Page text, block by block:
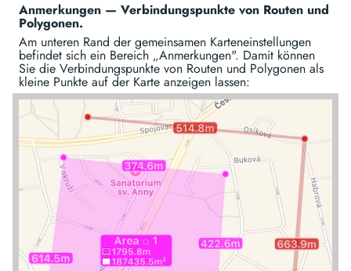
Anmerkungen — Verbindungspunkte von Routen und
Polygonen.
Am unteren Rand der gemeinsamen Karteneinstellungen
befindet sich ein Bereich „Anmerkungen". Damit können
Sie die Verbindungspunkte von Routen und Polygonen als
kleine Punkte auf der Karte anzeigen lassen: